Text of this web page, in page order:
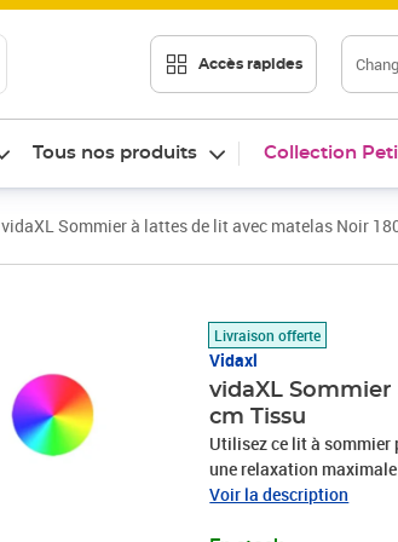
Accès rapides
Tous nos produits Collection
vidaXL Sommier à lattes de lit avec matelas Noir
Livraison offerte
Vidaxl
vidaXL
cm Tissu
Utilisez ce lit à sommier
une relaxation
en polyester allie
Voir la description
Prix 750,89€